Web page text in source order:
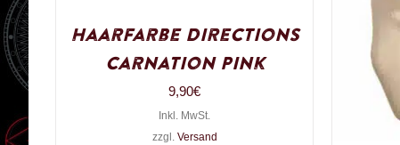
Haarfarbe Directions
Carnation Pink
9,90€
Inkl. MwSt.
zzgl. Versand